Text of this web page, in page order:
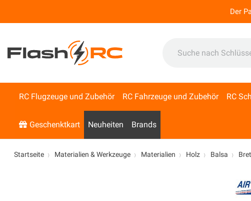
Der
RC Flugzeuge und Zubehör RC Fahrzeuge und Zubehör RC
Geschenktkart Neuheiten Brands
Startseite Materialien & Werkzeuge Materialien Holz Balsa